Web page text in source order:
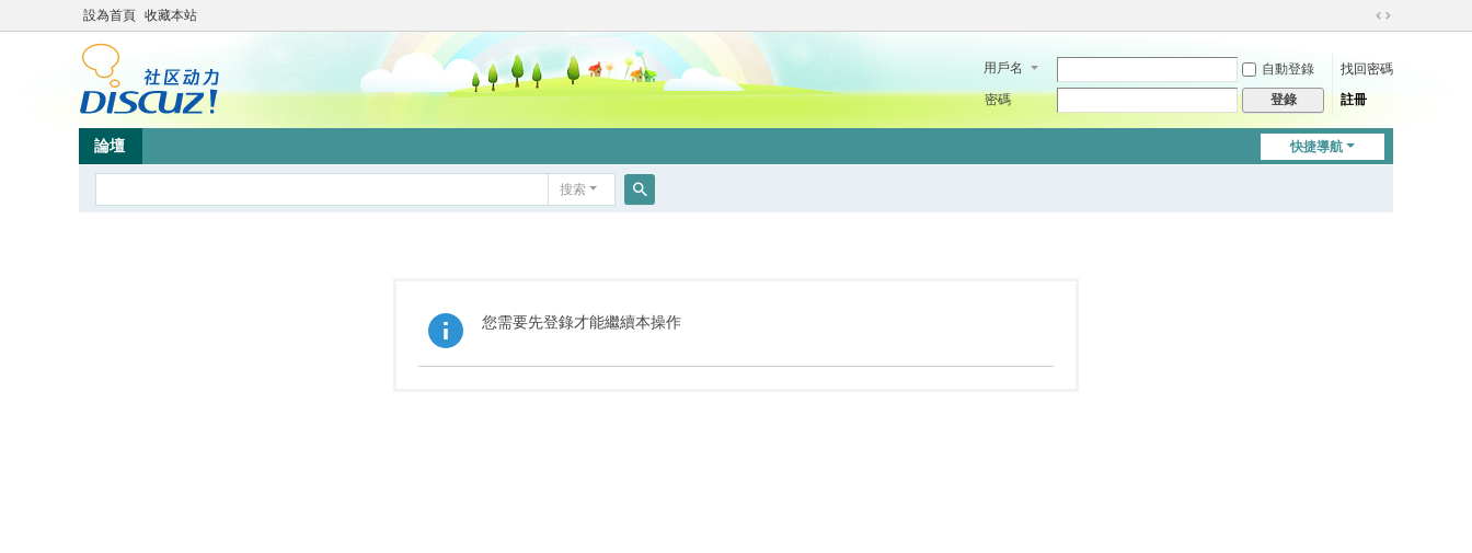
設為首頁 收藏本站
切
到
用戶名 自動登錄
找回密碼
密碼
登錄 註冊
快捷導航
論壇
搜索
您需要先登錄才能繼續本操作